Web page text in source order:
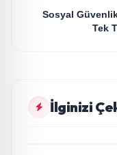
Sosyal
Tek
İlginizi
KÜLTÜR VE SANAT
Edebiyat
KÜLTÜR VE SANAT